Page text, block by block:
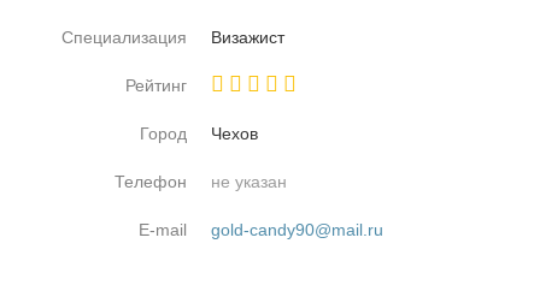
Специализация Ви­за­жист
Рейтинг
Город Че­хов
Телефон не указан
E-mail gold-candy90@mail.ru